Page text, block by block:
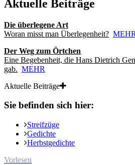
Aktuelle Beiträge
Die überlegene Art
Woran misst man Überlegenheit? MEHR
Der Weg zum Örtchen
Eine Begebenheit, die Hans Dietrich
gab. MEHR
Aktuelle Beiträge
Sie befinden sich hier:
Streifzüge
Gedichte
Herbstgedichte
Vorlesen